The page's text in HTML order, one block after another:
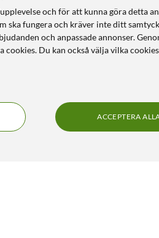
och för att kunna göra detta
ska fungera och kräver inte ditt
och anpassade annonser.
cookies. Du kan också välja vilka
ACCEPTERA